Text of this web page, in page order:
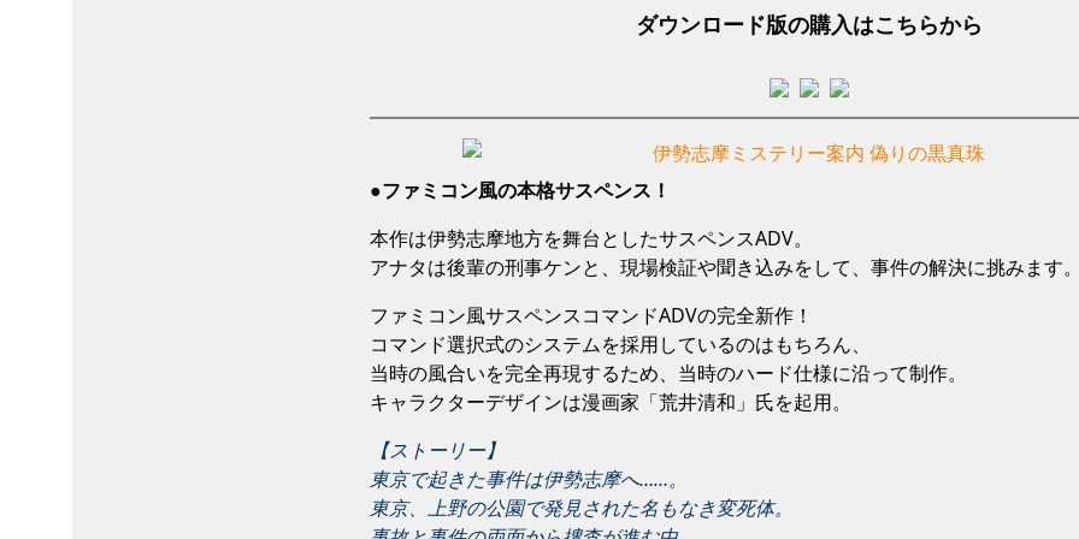
ダウンロード版の購入はこちらから
●ファミコン風の本格サスペンス！
本作は伊勢志摩地方を舞台としたサスペンスADV。
アナタは後輩の刑事ケンと、現場検証や聞き込みをして、事件の解決に挑みます
ファミコン風サスペンスコマンドADVの完全新作！
コマンド選択式のシステムを採用しているのはもちろん、
当時の風合いを完全再現するため、当時のハード仕様に沿って制作。
キャラクターデザインは漫画家「荒井清和」氏を起用。
【ストーリー】
東京で起きた事件は伊勢志摩へ……。
東京、上野の公園で発見された名もなき変死体。